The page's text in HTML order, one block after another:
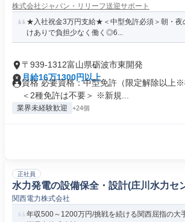
株式会社ジャパン・リリーフ送迎サポート
★入社祝金3万円支給★＜中型免許必須＞朝・夜
けありで負担少なく働く◎6...
〒939-1312富山県砺波市東開発
月給16万1300円以上
資格 必要資格：中型免許（限定解除以上
＜2種免許は不要＞ ※新規...
業界未経験歓迎 +24個
正社員
水力発電の設備保全・設計(庄川水力セ
関西電力株式会社
年収500～1200万円/挑戦を続ける関西屈指の大